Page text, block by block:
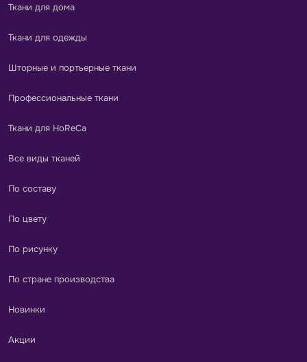
Ткани для дома
Ткани для одежды
Шторные и портьерные ткани
Профессиональные ткани
Ткани для HoReCa
Все виды тканей
По составу
По цвету
По рисунку
По стране производства
Новинки
Акции